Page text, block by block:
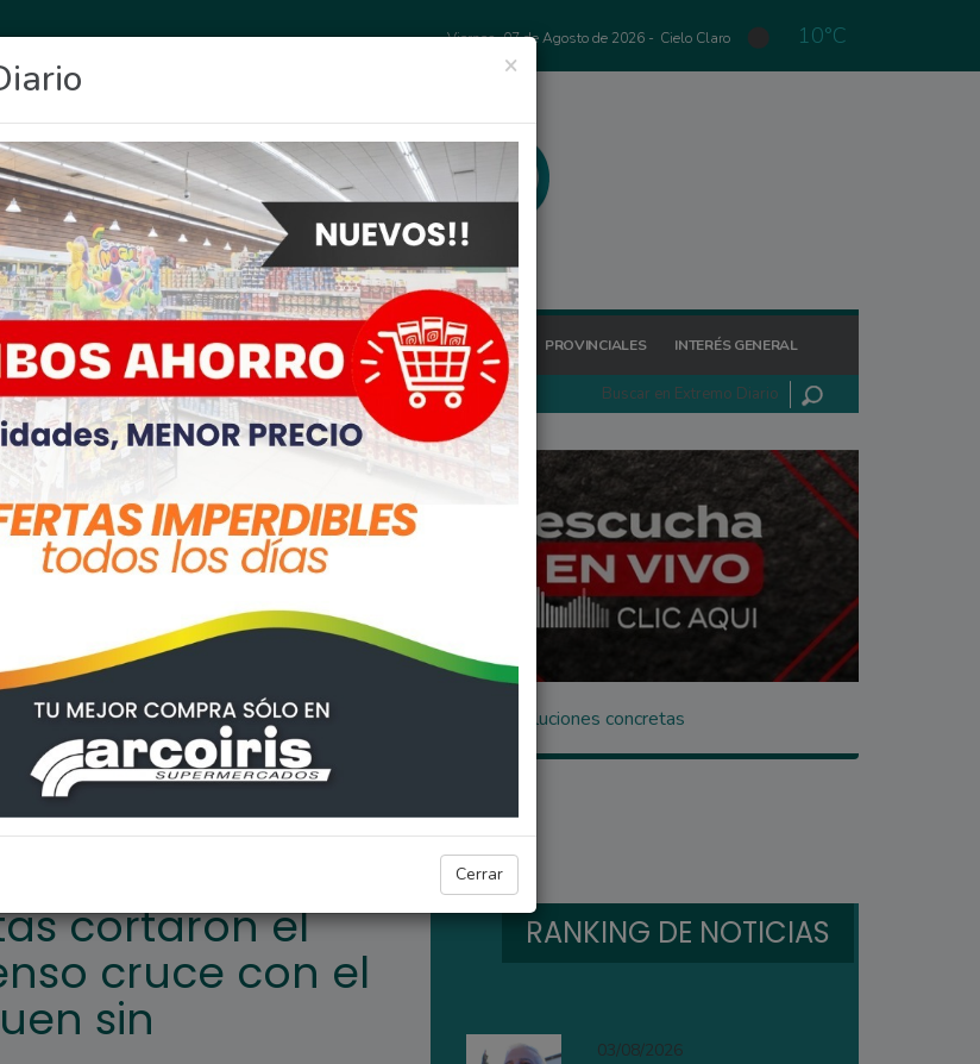
Viernes, 07 de Agosto de 2026 - Cielo Claro 10°C
FIGHIERA GENERAL LAGOS POLICIALES REGIONALES PROVINCIALES INTERÉS GENERAL
×
Cerrar
un tenso cruce con el intendente Tonelli y siguen sin soluciones concretas
ARROYO SECO
cortaron el
cruce con el
sin
RANKING DE NOTICIAS
03/08/2026